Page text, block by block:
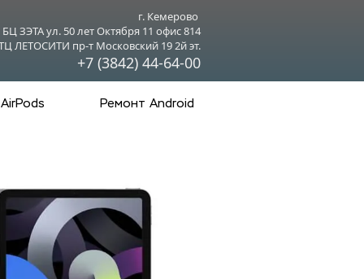
г. Кемерово
БЦ ЗЭТА ул. 50 лет Октября 11 офис 814
ЛЕТОСИТИ пр-т Московский 19 2й эт.
+7 (3842) 44-64-00
Ремонт Android